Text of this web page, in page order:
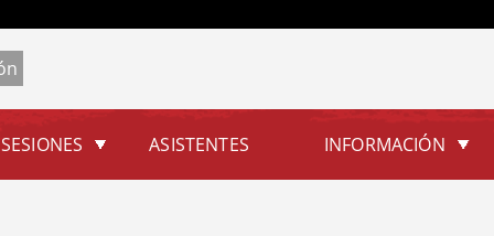
SESIONES ASISTENTES INFORMACIÓN